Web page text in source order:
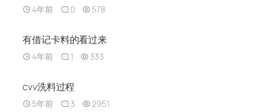
4年前 0 578
有借记卡料的看过来
4年前 1 333
cvv洗料过程
5年前 3 2951